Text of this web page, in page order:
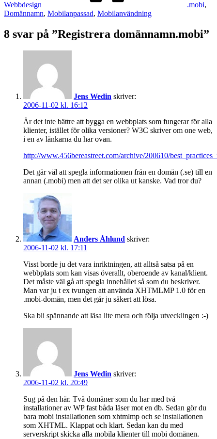
Webbdesign .mobi,
Domännamn, Mobilanpassad, Mobilanvändning
8 svar på ”Registrera domännamn.mobi”
Jens Wedin skriver:
2006-11-02 kl. 16:12
Är det inte bättre att bygga en webbplats som fungerar för alla
klienter, istället för olika versioner? W3C skriver om one web,
i en av länkarna du har ovan.
http://www.456bereastreet.com/archive/200610/
Det gär väl att spegla informationen från en domän (.se) till en
annan (.mobi) men att det ser olika ut kanske. Vad tror du?
Anders Åhlund skriver:
2006-11-02 kl. 17:11
Visst borde ju det vara inriktningen, att alltså satsa på en
webbplats som kan visas överallt, oberoende av kanal/klient.
Det måste väl gå att spegla innehållet så som du beskriver.
Man var ju t ex tvungen att använda XHTMLMP 1.0 för en
.mobi-domän, men det går ju säkert att lösa.
Ska bli spännande att läsa lite mera och följa utvecklingen :-)
Jens Wedin skriver:
2006-11-02 kl. 20:49
Sug på den här. Två domäner som du har med två
installationer av WP fast båda läser mot en db. Sedan gör du
bara mobi installationen som xhtmlmp och se installationen
som XHTML. Klappat och klart. Sedan kan du med
serverskript skicka alla mobila klienter till mobi domänen.